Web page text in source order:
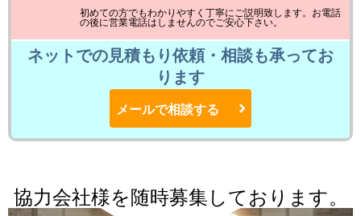
初めての方でもわかりやすく丁寧にご説明致します。お電話
の後に営業電話はしませんのでご安心下さい。
ネットでの見積もり依頼・相談も承ってお
ります
メールで相談する
協力会社様を随時募集しております。